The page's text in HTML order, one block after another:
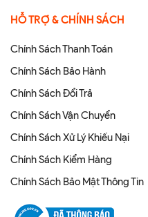
HỖ TRỢ & CHÍNH SÁCH
Chính Sách Thanh Toán
Chính Sách Bảo Hành
Chính Sách Đổi Trả
Chính Sách Vận Chuyển
Chính Sách Xử Lý Khiếu Nại
Chính Sách Kiểm Hàng
Chính Sách Bảo Mật Thông Tin